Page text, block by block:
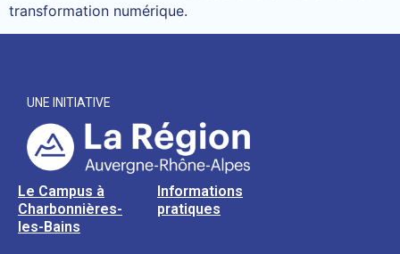
transformation numérique.
UNE INITIATIVE
Le Campus à
Charbonnières-
les-Bains
Informations
pratiques